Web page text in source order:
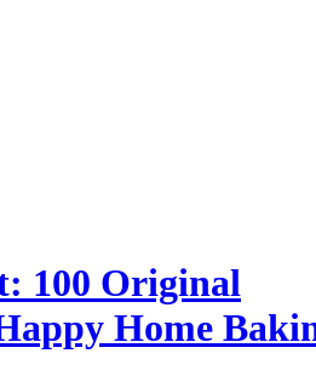
100 Original
Home